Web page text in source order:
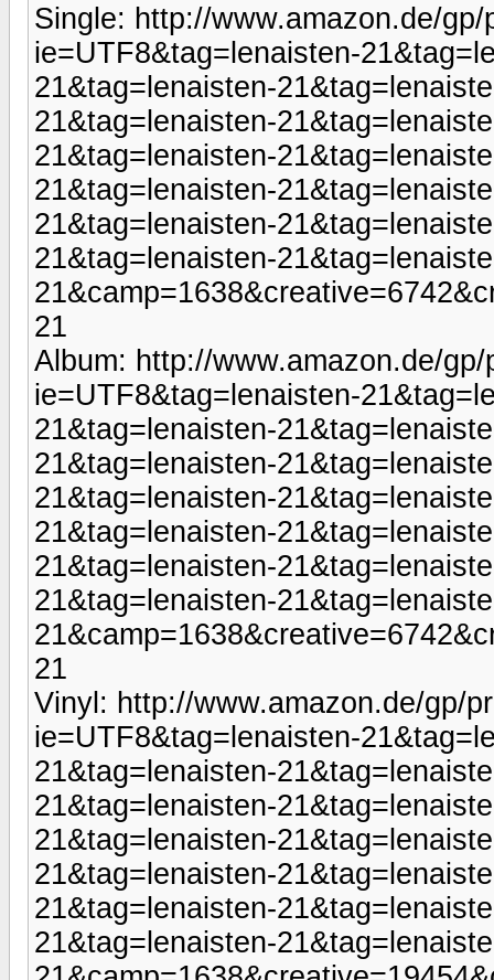
Single: http://www.amazon.de/
ie=UTF8&tag=lenaisten-
21&tag=lenaisten-
21&tag=lenaisten-
21&tag=lenaisten-
21&tag=lenaisten-
21&tag=lenaisten-
21&tag=lenaisten-
21
Album: http://www.amazon.de/
ie=UTF8&tag=lenaisten-
21&tag=lenaisten-
21&tag=lenaisten-
21&tag=lenaisten-
21&tag=lenaisten-
21&tag=lenaisten-
21&tag=lenaisten-
21
Vinyl: http://www.amazon.de/gp/
ie=UTF8&tag=lenaisten-
21&tag=lenaisten-
21&tag=lenaisten-
21&tag=lenaisten-
21&tag=lenaisten-
21&tag=lenaisten-
21&tag=lenaisten-